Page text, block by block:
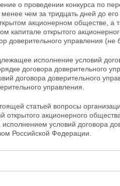
о проведении конкурса по
чем за тридцать дней до
акционерном обществе, а
капитале открытого
доверительного управления (не
исполнение условий
договора доверительного
договора доверительного
управления.
статьей вопросы
открытого акционерного
условий договора
Российской Федерации.